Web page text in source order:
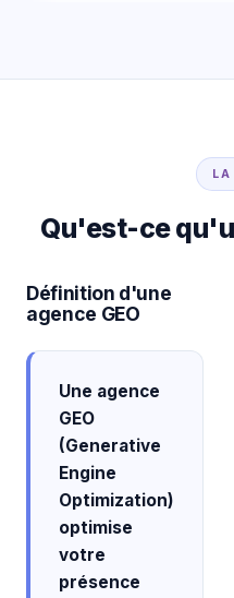
LA
Qu'est-ce
Définition d'une
agence GEO
Une agence
GEO
(Generative
Engine
Optimization)
optimise
votre
présence